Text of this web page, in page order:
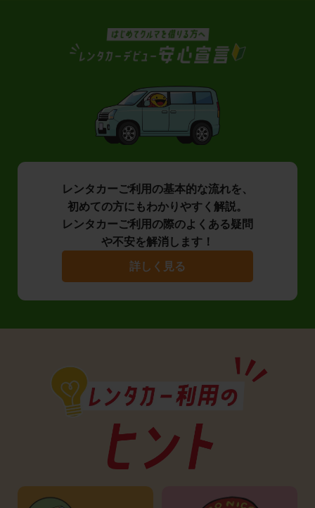
レンタカーご利用の基本的な流れを、
初めての方にもわかりやすく解説。
レンタカーご利用の際のよくある疑問
や不安を解消します！
詳しく見る